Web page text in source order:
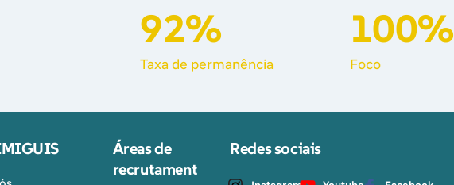
92%
Taxa de permanência
100%
Foco
Áreas de
recrutament
Redes sociais